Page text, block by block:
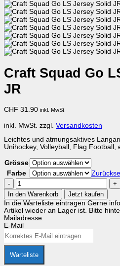
Craft Squad Go
JR
CHF 31.90 inkl. MwSt.
inkl. MwSt. zzgl. Versandkosten
Leichtes und atmungsaktives
Unihockey, Volleyball, Flag Football,
Grösse
Farbe
Craft
Squad
Go
LS
Jersey
Solid
JR
Menge
In den Warenkorb
Jetzt kaufen
In die Warteliste eintragen Gerne
Artikel wieder an Lager ist. Bitte
Mailadresse.
E-Mail
Warteliste